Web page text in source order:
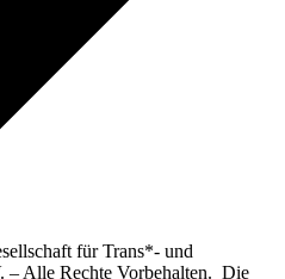
für Trans*- und
– Alle Rechte Vorbehalten. Die